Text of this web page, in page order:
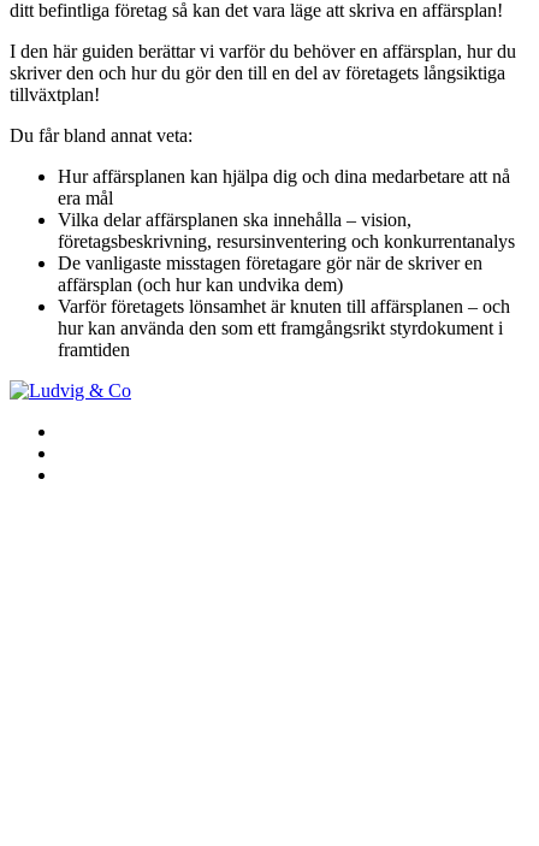
ditt befintliga företag så kan det vara läge att skriva en affärsplan!
I den här guiden berättar vi varför du behöver en affärsplan, hur du
skriver den och hur du gör den till en del av företagets långsiktiga
tillväxtplan!
Du får bland annat veta:
Hur affärsplanen kan hjälpa dig och dina medarbetare att nå
era mål
Vilka delar affärsplanen ska innehålla – vision,
företagsbeskrivning, resursinventering och konkurrentanalys
De vanligaste misstagen företagare gör när de skriver en
affärsplan (och hur kan undvika dem)
Varför företagets lönsamhet är knuten till affärsplanen – och
hur kan använda den som ett framgångsrikt styrdokument i
framtiden